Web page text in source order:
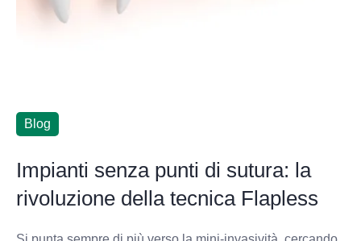
Blog
Impianti senza punti di sutura: la
rivoluzione della tecnica Flapless